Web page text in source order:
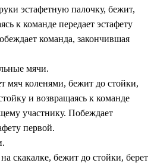
эстафетную палочку, бежит,
к команде передает эстафету
команда, закончившая
мячи.
мяч коленями, бежит до стойки,
и возвращаясь к команде
участнику. Побеждает
первой.
скакалке, бежит до стойки, берет